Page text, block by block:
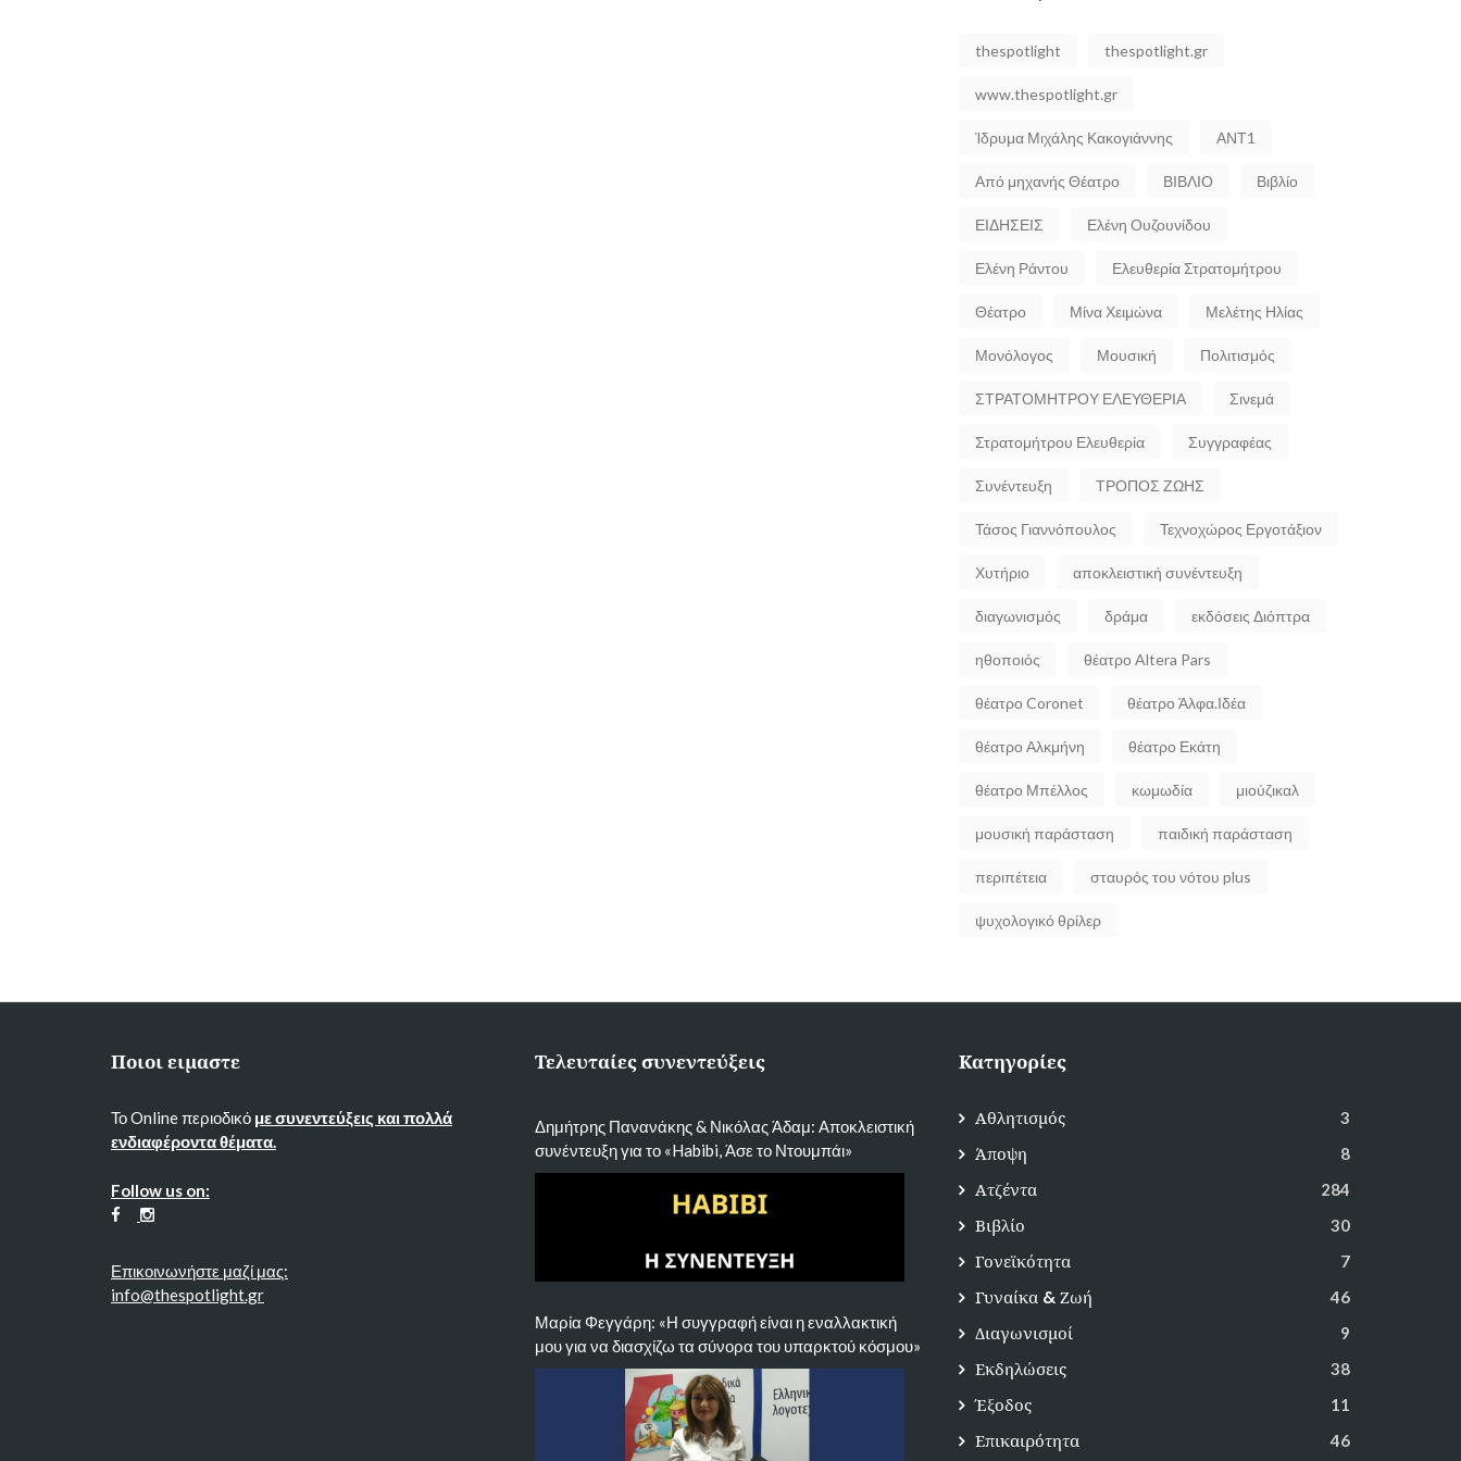
thespotlight thespotlight.gr
www.thespotlight.gr
Ίδρυμα Μιχάλης Κακογιάννης ΑΝΤ1
Από μηχανής Θέατρο ΒΙΒΛΙΟ Βιβλίο
ΕΙΔΗΣΕΙΣ Ελένη Ουζουνίδου
Ελένη Ράντου Ελευθερία Στρατομήτρου
Θέατρο Μίνα Χειμώνα Μελέτης Ηλίας
Μονόλογος Μουσική Πολιτισμός
ΣΤΡΑΤΟΜΗΤΡΟΥ ΕΛΕΥΘΕΡΙΑ Σινεμά
Στρατομήτρου Ελευθερία Συγγραφέας
Συνέντευξη ΤΡΟΠΟΣ ΖΩΗΣ
Τάσος Γιαννόπουλος Τεχνοχώρος Εργοτάξιον
Χυτήριο αποκλειστική συνέντευξη
διαγωνισμός δράμα εκδόσεις Διόπτρα
ηθοποιός θέατρο Altera Pars
θέατρο Coronet θέατρο Άλφα.Ιδέα
θέατρο Αλκμήνη θέατρο Εκάτη
θέατρο Μπέλλος κωμωδία μιούζικαλ
μουσική παράσταση παιδική παράσταση
περιπέτεια σταυρός του νότου plus
ψυχολογικό θρίλερ
Ποιοι ειμαστε
Το Online περιοδικό με συνεντεύξεις και πολλά
ενδιαφέροντα θέματα.
Follow us on:
Επικοινωνήστε μαζί μας:
info@thespotlight.gr
Τελευταίες συνεντεύξεις
Δημήτρης Πανανάκης & Νικόλας Άδαμ: Αποκλειστική
συνέντευξη για το «Habibi, Άσε το Ντουμπάι»
Μαρία Φεγγάρη: «Η συγγραφή είναι η εναλλακτική
μου για να διασχίζω τα σύνορα του υπαρκτού κόσμου»
Κατηγορίες
Αθλητισμός 3
Άποψη 8
Ατζέντα 284
Βιβλίο 30
Γονεϊκότητα 7
Γυναίκα & Ζωή 46
Διαγωνισμοί 9
Εκδηλώσεις 38
Έξοδος 11
Επικαιρότητα 46